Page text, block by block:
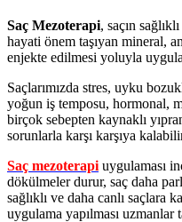
Saç Mezoterapi, saçın
hayati önem taşıyan mineral,
enjekte edilmesi yoluyla
Saçlarımızda stres, uyku
yoğun iş temposu, hormonal,
birçok sebepten kaynaklı
sorunlarla karşı karşıya
Saç mezoterapi uygulaması
dökülmeler durur, saç daha
sağlıklı ve daha canlı saçlara
uygulama yapılması uzmanlar